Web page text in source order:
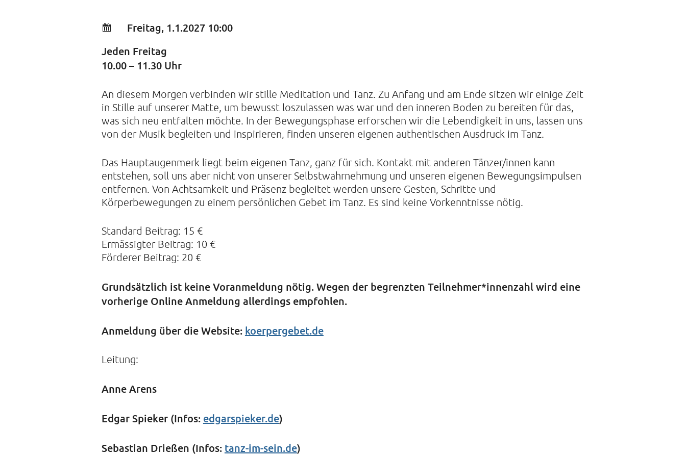
Freitag, 1.1.2027 10:00
Jeden Freitag
10.00 – 11.30 Uhr
An diesem Morgen verbinden wir stille Meditation und Tanz. Zu Anfang und am Ende sitzen wir einige Zeit
in Stille auf unserer Matte, um bewusst loszulassen was war und den inneren Boden zu bereiten für das,
was sich neu entfalten möchte. In der Bewegungsphase erforschen wir die Lebendigkeit in uns, lassen uns
von der Musik begleiten und inspirieren, finden unseren eigenen authentischen Ausdruck im Tanz.
Das Hauptaugenmerk liegt beim eigenen Tanz, ganz für sich. Kontakt mit anderen Tänzer/innen kann
entstehen, soll uns aber nicht von unserer Selbstwahrnehmung und unseren eigenen Bewegungsimpulsen
entfernen. Von Achtsamkeit und Präsenz begleitet werden unsere Gesten, Schritte und
Körperbewegungen zu einem persönlichen Gebet im Tanz. Es sind keine Vorkenntnisse nötig.
Standard Beitrag: 15 €
Ermässigter Beitrag: 10 €
Förderer Beitrag: 20 €
Grundsätzlich ist keine Voranmeldung nötig. Wegen der begrenzten Teilnehmer*innenzahl wird eine
vorherige Online Anmeldung allerdings empfohlen.
Anmeldung über die Website: koerpergebet.de
Leitung:
Anne Arens
Edgar Spieker (Infos: edgarspieker.de)
Sebastian Drießen (Infos: tanz-im-sein.de)